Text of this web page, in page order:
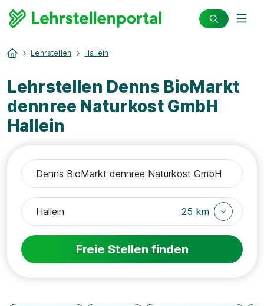
Lehrstellen Hallein
Lehrstellen Denns BioMarkt
dennree Naturkost GmbH
Hallein
25 km
Freie Stellen finden